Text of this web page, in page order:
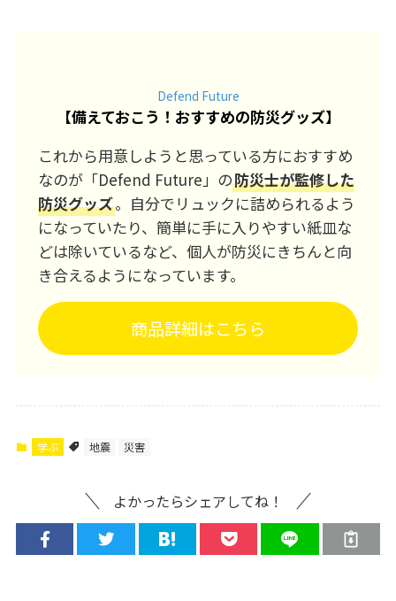
Defend Future
【備えておこう！おすすめの防災グッズ】
これから用意しようと思っている方におすすめ
なのが「Defend Future」の防災士が監修した
防災グッズ。自分でリュックに詰められるよう
になっていたり、簡単に手に入りやすい紙皿な
どは除いているなど、個人が防災にきちんと向
き合えるようになっています。
商品詳細はこちら
学ぶ 地震 災害
よかったらシェアしてね！